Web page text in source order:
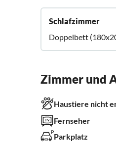
Schlafzimmer
Doppelbett
Zimmer und
Haustiere nicht
Fernseher
Parkplatz